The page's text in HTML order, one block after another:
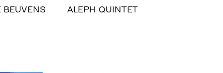
BEUVENS ALEPH QUINTET